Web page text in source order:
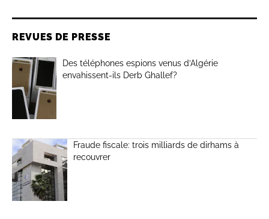
REVUES DE PRESSE
Des téléphones espions venus d’Algérie
envahissent-ils Derb Ghallef?
Fraude fiscale: trois milliards de dirhams à
recouvrer